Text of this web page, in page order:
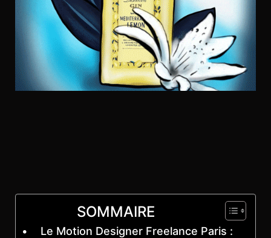
SOMMAIRE
Le Motion Designer Freelance Paris :